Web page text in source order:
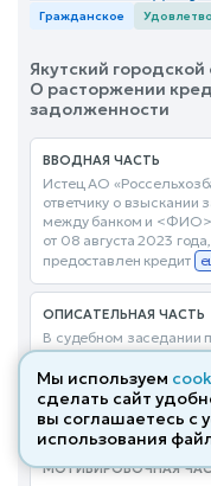
Гражданское
Якутский городской
О расторжении
задолженности
ВВОДНАЯ ЧАСТЬ
Истец АО
ответчику о взыскании
между банком и
от 08 августа 2023
предоставлен кредит
ОПИСАТЕЛЬНАЯ ЧАСТЬ
В судебном заседании
«Россельхозбанк» по
доводы изложенные в
просила суд
еще...
МОТИВИРОВОЧНАЯ
Мы используем
сделать сайт
вы соглашаетесь с
использования